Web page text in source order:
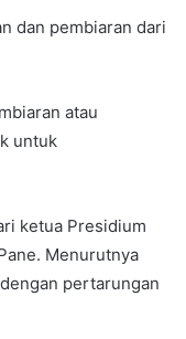
dan pembiaran dari
atau
untuk
ketua Presidium
Menurutnya
pertarungan